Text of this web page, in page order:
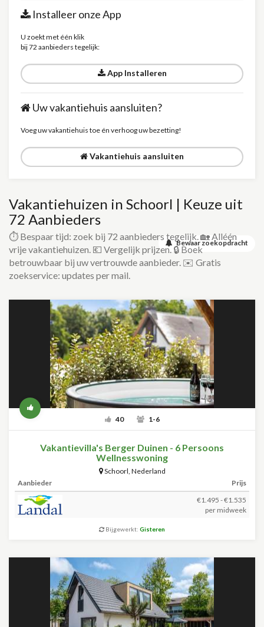
Installeer onze App
U zoekt met één klik
bij 72 aanbieders tegelijk:
App Installeren
Uw vakantiehuis aansluiten?
Voeg uw vakantiehuis toe én verhoog uw bezetting!
Vakantiehuis aansluiten
Bewaar zoekopdracht
Vakantiehuizen in Schoorl | Keuze uit
72 Aanbieders
⏱️ Bespaar tijd: zoek bij 72 aanbieders tegelijk. 🏡 Alléén
vrije vakantiehuizen. 💶 Vergelijk prijzen. 🔒 Boek
betrouwbaar bij uw vertrouwde aanbieder. ✉️ Gratis
zoekservice: updates per mail.
40 1-6
Vakantievilla's Berger Duinen - 6 Persoons
Wellnesswoning
Schoorl, Nederland
Aanbieder
Prijs
€1.495 - €1.535
per midweek
Bijgewerkt: Gisteren